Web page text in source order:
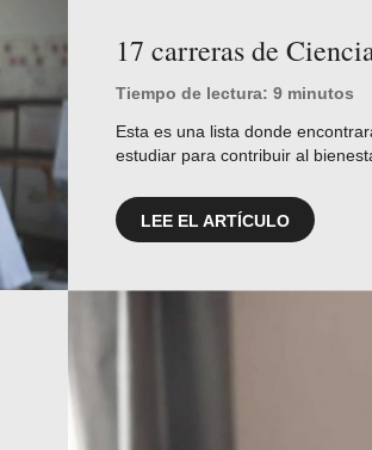
17 carreras de
Tiempo de lectura: 9 minutos
Esta es una lista donde
estudiar para contribuir al
LEE EL ARTÍCULO